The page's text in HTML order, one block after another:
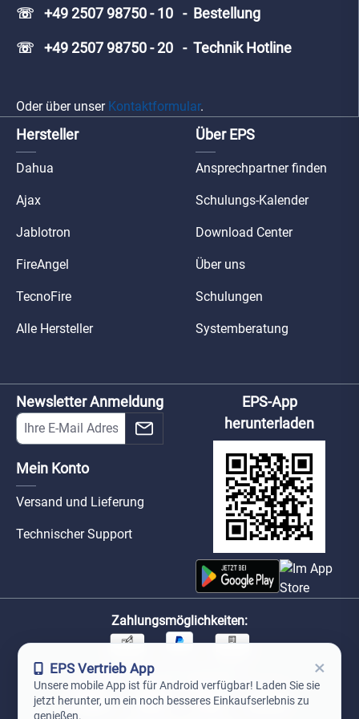
☏ +49 2507 98750 - 10 - Bestellung
☏ +49 2507 98750 - 20 - Technik Hotline
Oder über unser Kontaktformular.
Hersteller
Dahua
Ajax
Jablotron
FireAngel
TecnoFire
Alle Hersteller
Über EPS
Ansprechpartner finden
Schulungs-Kalender
Download Center
Über uns
Schulungen
Systemberatung
Newsletter Anmeldung
Mein Konto
Versand und Lieferung
Technischer Support
EPS-App
herunterladen
Zahlungsmöglichkeiten:
Unsere Versandpartner:
EPS Vertrieb App ×
Unsere mobile App ist für Android verfügbar! Laden Sie sie
jetzt herunter, um ein noch besseres Einkaufserlebnis zu
genießen.